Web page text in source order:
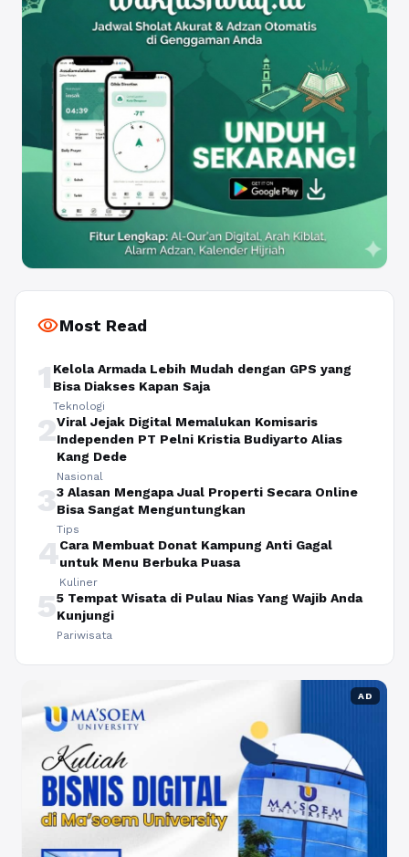
visibilityMost Read
1 Kelola Armada Lebih Mudah dengan GPS yang
Bisa Diakses Kapan Saja
Teknologi
2Viral Jejak Digital Memalukan Komisaris
Independen PT Pelni Kristia Budiyarto Alias
Kang Dede
Nasional
33 Alasan Mengapa Jual Properti Secara Online
Bisa Sangat Menguntungkan
Tips
4Cara Membuat Donat Kampung Anti Gagal
untuk Menu Berbuka Puasa
Kuliner
55 Tempat Wisata di Pulau Nias Yang Wajib Anda
Kunjungi
Pariwisata
AD